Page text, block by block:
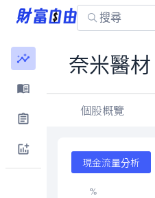
奈米醫材
個股概覽
現金流量分析